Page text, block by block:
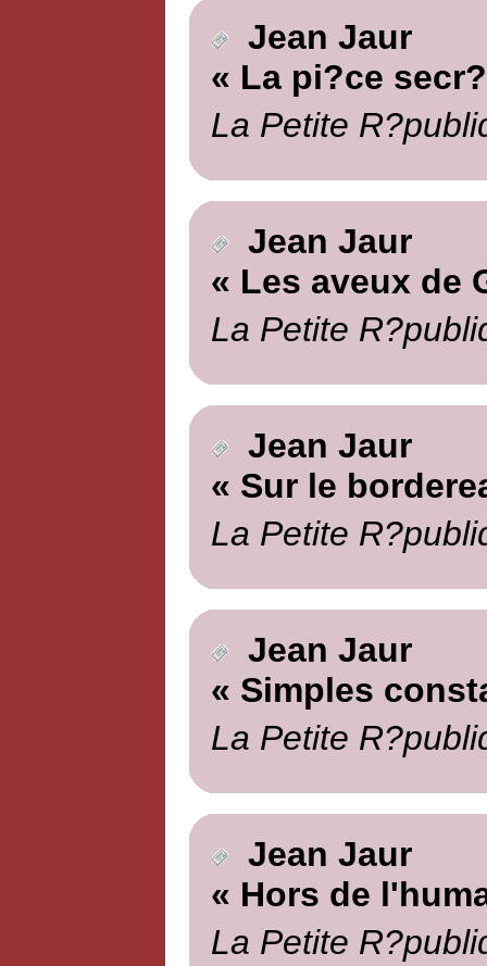
Jean Jaur
« La pi?ce
La Petite
Jean Jaur
« Les aveux de
La Petite
Jean Jaur
« Sur le
La Petite
Jean Jaur
« Simples
La Petite
Jean Jaur
« Hors de
La Petite